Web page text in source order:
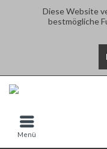
Diese Website
bestmögliche
Menü